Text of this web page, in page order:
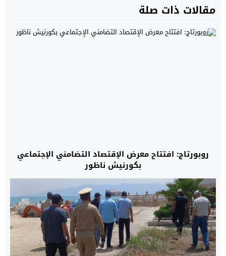
مقالات ذات صلة
روبورتاج: افتتاح معرض الإقتصاد التضامني الإجتماعي
بكورنيش ناظور